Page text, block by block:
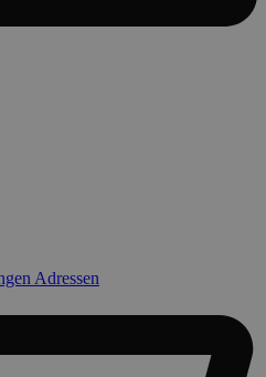
Adressen